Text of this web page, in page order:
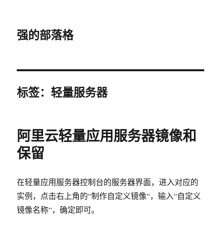
强的部落格
标签：轻量服务器
阿里云轻量应用服务器镜像和
保留
在轻量应用服务器控制台的服务器界面，进入对应的
实例，点击右上角的“制作自定义镜像“，输入“自定义
镜像名称“，确定即可。